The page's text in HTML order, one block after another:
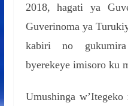
2018, hagati ya
Guverinoma ya
kabiri no
byerekeye imisoro ku
Umushinga